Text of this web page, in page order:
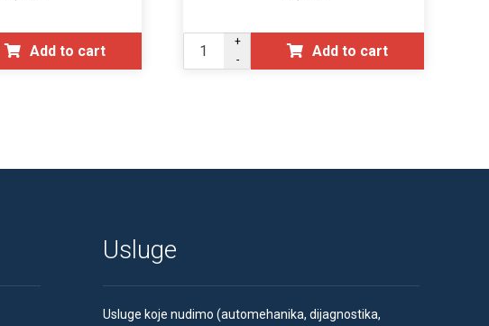
Add to cart
+
-
Add to cart
Usluge
Usluge koje nudimo (automehanika, dijagnostika,